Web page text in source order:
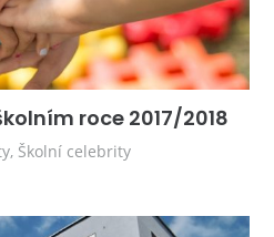
roce 2017/2018
, Školní celebrity